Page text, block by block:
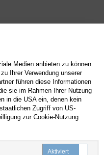
Medien anbieten zu können
Ihrer Verwendung unserer
führen diese Informationen
sie im Rahmen Ihrer Nutzung
in die USA ein, denen kein
Zugriff von US-
zur Cookie-Nutzung